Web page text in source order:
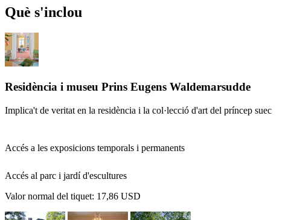
Què s'inclou
Residència i museu Prins Eugens Waldemarsudde
Implica't de veritat en la residència i la col·lecció d'art del príncep suec
Accés a les exposicions temporals i permanents
Accés al parc i jardí d'escultures
Valor normal del tiquet: 17,86 USD